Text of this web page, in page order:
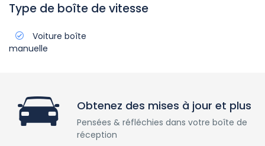
Type de boîte de vitesse
Voiture boîte
manuelle
Obtenez des mises à jour et plus
Pensées & réfléchies dans votre boîte de
réception